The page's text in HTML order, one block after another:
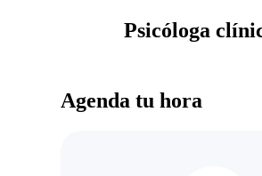
Psicóloga
Agenda tu hora